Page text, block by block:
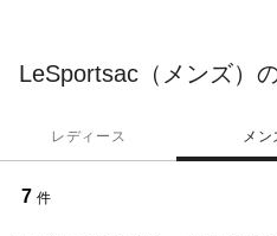
LeSportsac（メンズ）
レディース メン
7 件